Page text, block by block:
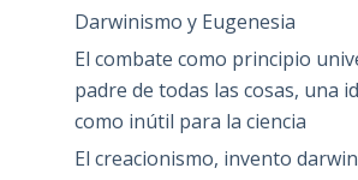
Darwinismo y Eugenesia
El combate como principio
padre de todas las cosas, una
como inútil para la ciencia
El creacionismo, invento